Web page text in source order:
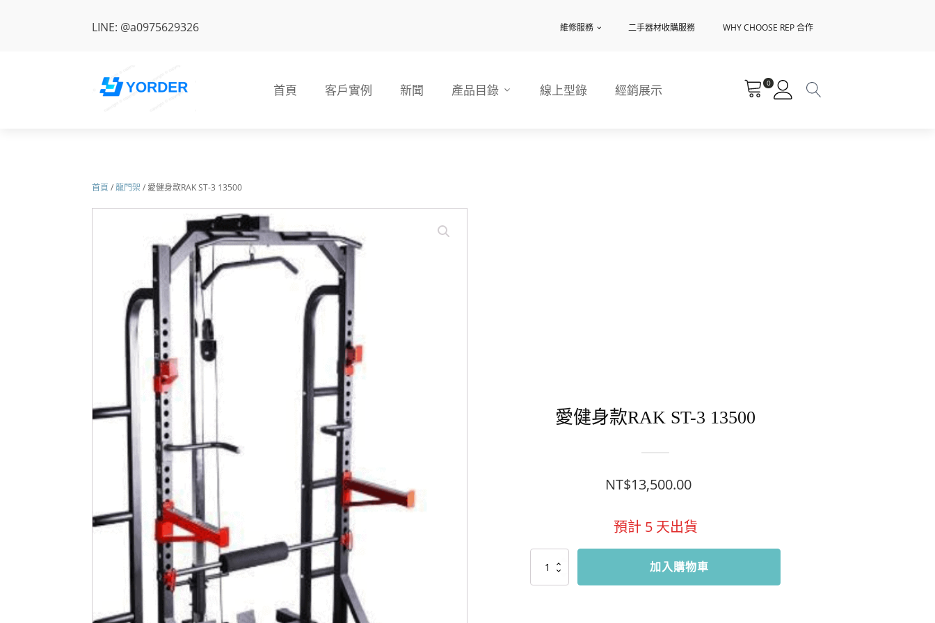
LINE: @a0975629326 維修服務 二手器材收購服務 WHY CHOOSE REP 合作
首頁 客戶實例 新聞 產品目錄 線上型錄 經銷展示 0
首頁 /龍門架 / 愛健身款RAK ST-3 13500
愛健身款RAK ST-3 13500
NT$13,500.00
預計 5天出貨
身
加入購物車